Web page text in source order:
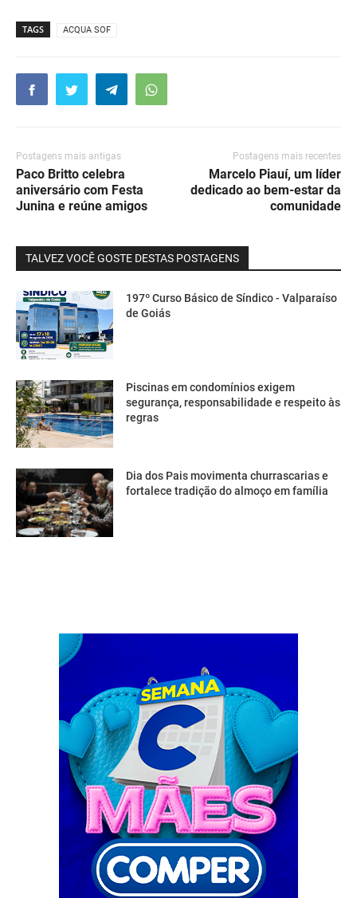
TAGS ACQUA SOF
Postagens mais antigas
Paco Britto celebra
aniversário com Festa
Junina e reúne amigos
Postagens mais recentes
Marcelo Piauí, um líder
dedicado ao bem-estar da
comunidade
TALVEZ VOCÊ GOSTE DESTAS POSTAGENS
197º Curso Básico de Síndico - Valparaíso
de Goiás
Piscinas em condomínios exigem
segurança, responsabilidade e respeito às
regras
Dia dos Pais movimenta churrascarias e
fortalece tradição do almoço em família